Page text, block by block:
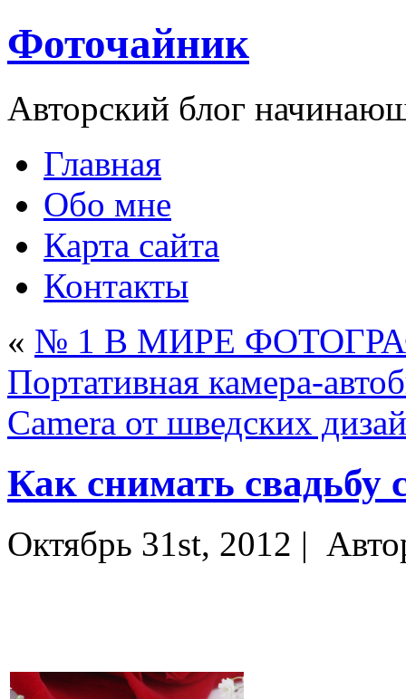
Фоточайник
Авторский блог
Главная
Обо мне
Карта сайта
Контакты
« № 1 В МИРЕ
Портативная камера-
Camera от шведских
Как снимать
Октябрь 31st, 2012 |